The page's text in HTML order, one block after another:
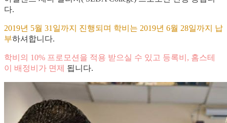
다.
2019년 5월 31일까지 진행되며 학비는 2019년 6월 28일까지 납
부하셔합니다.
학비의 10% 프로모션을 적용 받으실 수 있고 등록비, 홈스테
이 배정비가 면제 됩니다.